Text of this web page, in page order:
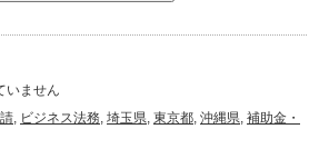
いません
ビジネス法務 埼玉県 東京都 沖縄県 補助金・